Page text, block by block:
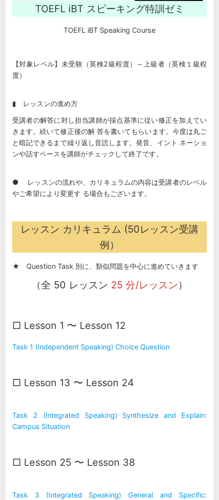
TOEFL iBT スピーキング特訓ゼミ
TOEFL iBT Speaking Course
【対象レベル】未受験（英検2級程度）～上級者（英検１級程
度）
▮ レッスンの進め方
受講者の解答に対し担当講師が採点基準に従い修正を加えてい
きます。続いて修正後の解 答を書いてもらいます。今度は丸ご
と暗記できるまで繰り返し音読します。発音、イント ネーショ
ンや話すペースを講師がチェックして終了です。
● レッスンの流れや、カリキュラムの内容は受講者のレベル
やご希望により変更す る場合もございます。
レッスン カリキュラム (50レッスン受講
例）
★ Question Task 別に、類似問題を中心に進めていきます
（全 50 レッスン 25 分/レッスン）
□ Lesson 1 〜 Lesson 12
Task 1 (Independent Speaking) Choice Question
□ Lesson 13 〜 Lesson 24
Task 2 (Integrated Speaking) Synthesize and Explain:
Campus Situation
□ Lesson 25 〜 Lesson 38
Task 3 (Integrated Speaking) General and Specific: